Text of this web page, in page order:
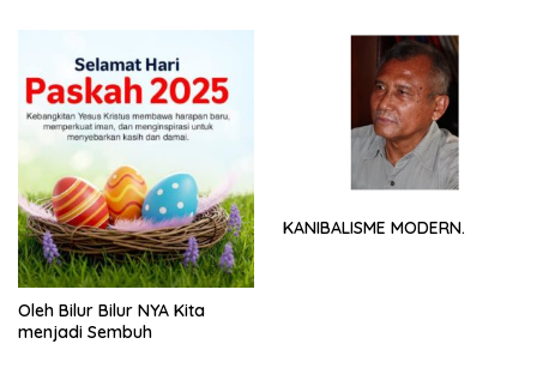
Oleh Bilur Bilur NYA Kita
menjadi Sembuh
KANIBALISME MODERN.